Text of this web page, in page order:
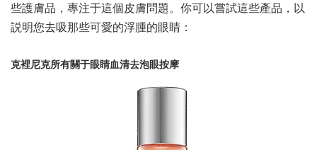
些護膚品，專注于這個皮膚問題。你可以嘗試這些產品，以
説明您去吸那些可愛的浮腫的眼睛：
克裡尼克所有關于眼睛血清去泡眼按摩